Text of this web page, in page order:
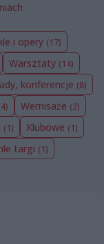
i opery (17)
Warsztaty (14)
konferencje (8)
Wernisaże (2)
(1) Klubowe (1)
targi (1)